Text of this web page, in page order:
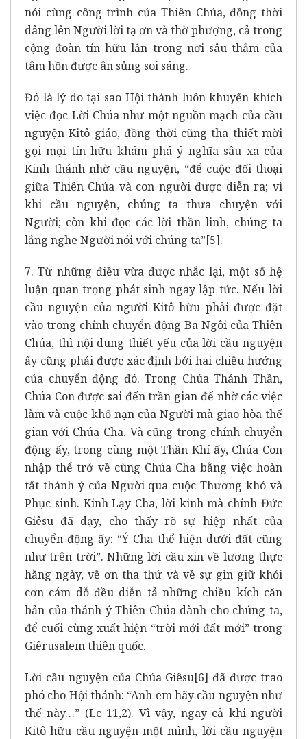
nói cùng công trình của Thiên Chúa, đồng thời
dâng lên Người lời tạ ơn và thờ phượng, cả trong
cộng đoàn tín hữu lẫn trong nơi sâu thẳm của
tâm hồn được ân sủng soi sáng.
Đó là lý do tại sao Hội thánh luôn khuyến khích
việc đọc Lời Chúa như một nguồn mạch của cầu
nguyện Kitô giáo, đồng thời cũng tha thiết mời
gọi mọi tín hữu khám phá ý nghĩa sâu xa của
Kinh thánh nhờ cầu nguyện, “để cuộc đối thoại
giữa Thiên Chúa và con người được diễn ra; vì
khi cầu nguyện, chúng ta thưa chuyện với
Người; còn khi đọc các lời thần linh, chúng ta
lắng nghe Người nói với chúng ta”[5].
7. Từ những điều vừa được nhắc lại, một số hệ
luận quan trọng phát sinh ngay lập tức. Nếu lời
cầu nguyện của người Kitô hữu phải được đặt
vào trong chính chuyển động Ba Ngôi của Thiên
Chúa, thì nội dung thiết yếu của lời cầu nguyện
ấy cũng phải được xác định bởi hai chiều hướng
của chuyển động đó. Trong Chúa Thánh Thần,
Chúa Con được sai đến trần gian để nhờ các việc
làm và cuộc khổ nạn của Người mà giao hòa thế
gian với Chúa Cha. Và cũng trong chính chuyển
động ấy, trong cùng một Thần Khí ấy, Chúa Con
nhập thể trở về cùng Chúa Cha bằng việc hoàn
tất thánh ý của Người qua cuộc Thương khó và
Phục sinh. Kinh Lạy Cha, lời kinh mà chính Đức
Giêsu đã dạy, cho thấy rõ sự hiệp nhất của
chuyển động ấy: “Ý Cha thể hiện dưới đất cũng
như trên trời”. Những lời cầu xin về lương thực
hằng ngày, về ơn tha thứ và về sự gìn giữ khỏi
cơn cám dỗ đều diễn tả những chiều kích căn
bản của thánh ý Thiên Chúa dành cho chúng ta,
để cuối cùng xuất hiện “trời mới đất mới” trong
Giêrusalem thiên quốc.
Lời cầu nguyện của Chúa Giêsu[6] đã được trao
phó cho Hội thánh: “Anh em hãy cầu nguyện như
thế này…” (Lc 11,2). Vì vậy, ngay cả khi người
Kitô hữu cầu nguyện một mình, lời cầu nguyện